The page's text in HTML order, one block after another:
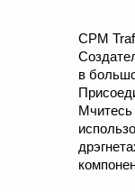
CPM
в
Мчитесь